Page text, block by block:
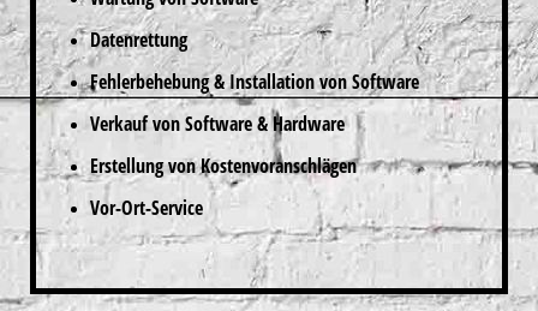
Datenrettung
Fehlerbehebung & Installation von Software
Verkauf von Software & Hardware
Erstellung von Kostenvoranschlägen
Vor-Ort-Service